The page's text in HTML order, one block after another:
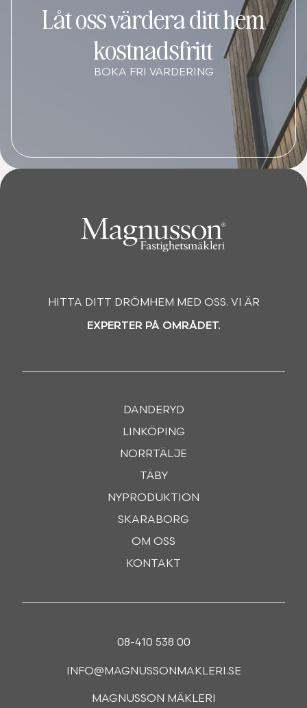
Låt oss värdera ditt hem
kostnadsfritt
BOKA FRI VÄRDERING
HITTA DITT DRÖMHEM MED OSS. VI ÄR
EXPERTER PÅ OMRÅDET.
DANDERYD
LINKÖPING
NORRTÄLJE
TÄBY
NYPRODUKTION
SKARABORG
OM OSS
KONTAKT
08-410 538 00
INFO@MAGNUSSONMAKLERI.SE
MAGNUSSON MÄKLERI